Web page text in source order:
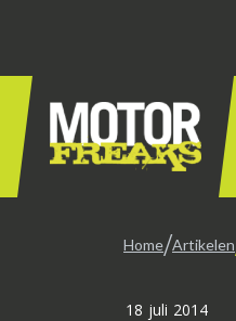
Home/Artikelen
18 juli 2014